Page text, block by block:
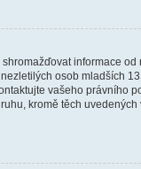
informace
osob mladších 13
vašeho právního
kromě těch uvedených